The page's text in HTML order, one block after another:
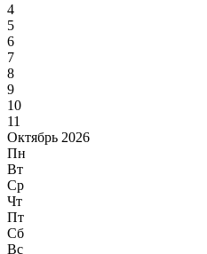
4
5
6
7
8
9
10
11
Октябрь 2026
Пн
Вт
Ср
Чт
Пт
Сб
Вс